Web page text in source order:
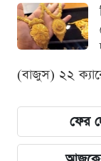
(বাজুস) ২২
ফের